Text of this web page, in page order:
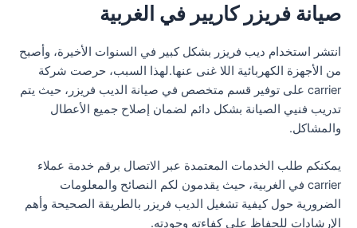
صيانة فريزر كاريير في الغربية
انتشر استخدام ديب فريزر بشكل كبير في السنوات الأخيرة، وأصبح
من الأجهزة الكهربائية اللا غنى عنها.لهذا السبب، حرصت شركة
carrier على توفير قسم متخصص في صيانة الديب فريزر، حيث يتم
تدريب فنيي الصيانة بشكل دائم لضمان إصلاح جميع الأعطال
والمشاكل.
يمكنكم طلب الخدمات المعتمدة عبر الاتصال برقم خدمة عملاء
carrier في الغربية، حيث يقدمون لكم النصائح والمعلومات
الضرورية حول كيفية تشغيل الديب فريزر بالطريقة الصحيحة وأهم
الإرشادات للحفاظ على كفاءته وجودته.